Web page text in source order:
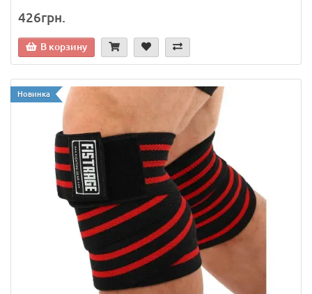
426грн.
В корзину
Новинка